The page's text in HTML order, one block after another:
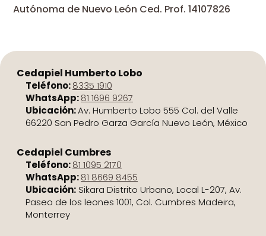
Autónoma de Nuevo León Ced. Prof. 14107826
Cedapiel Humberto Lobo
Teléfono:8335 1910
WhatsApp:81 1696 9267
Ubicación:Av. Humberto Lobo 555 Col. del Valle
66220 San Pedro Garza García Nuevo León, México
Cedapiel Cumbres
Teléfono:81 1095 2170
WhatsApp:81 8669 8455
Ubicación: Sikara Distrito Urbano, Local L-207, Av.
Paseo de los leones 1001, Col. Cumbres Madeira,
Monterrey